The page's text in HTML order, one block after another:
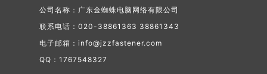
公司名称：广东金蜘蛛电脑网络有限公司
联系电话：020-38861363 38861343
电子邮箱：info@jzzfastener.com
QQ：1767548327